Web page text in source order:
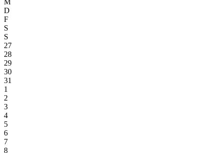
M
D
F
S
S
27
28
29
30
31
1
2
3
4
5
6
7
8